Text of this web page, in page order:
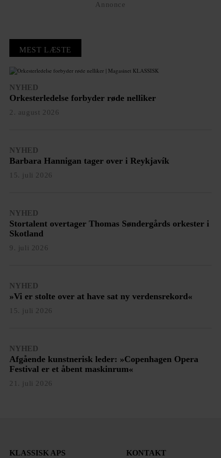
Annonce
MEST LÆSTE
NYHED
Orkesterledelse forbyder røde nelliker
2. august 2026
NYHED
Barbara Hannigan tager over i Reykjavík
15. juli 2026
NYHED
Stortalent overtager Thomas Søndergårds orkester i
Skotland
9. juli 2026
NYHED
»Vi er stolte over at have sat ny verdensrekord«
15. juli 2026
NYHED
Afgående kunstnerisk leder: »Copenhagen Opera
Festival er et åbent maskinrum«
21. juli 2026
KLASSISK APS KONTAKT